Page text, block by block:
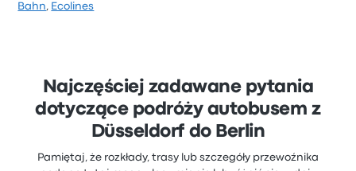
Bahn, Ecolines
Najczęściej zadawane pytania
dotyczące podróży autobusem z
Düsseldorf do Berlin
Pamiętaj, że rozkłady, trasy lub szczegóły przewoźnika